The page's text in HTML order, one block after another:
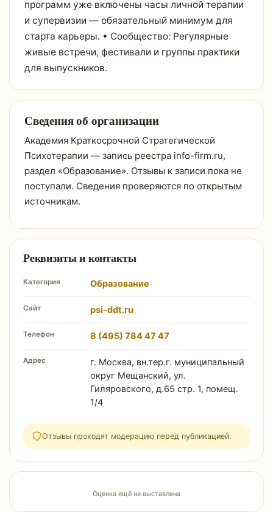
программ уже включены часы личной терапии
и супервизии — обязательный минимум для
старта карьеры. • Сообщество: Регулярные
живые встречи, фестивали и группы практики
для выпускников.
Сведения об организации
Академия Краткосрочной Стратегической
Психотерапии — запись реестра info-firm.ru,
раздел «Образование». Отзывы к записи пока не
поступали. Сведения проверяются по открытым
источникам.
Реквизиты и контакты
Категория Образование
Сайт psi-ddt.ru
Телефон 8 (495) 784 47 47
Адрес
г. Москва, вн.тер.г. муниципальный
округ Мещанский, ул.
Гиляровского, д.65 стр. 1, помещ.
1/4
Отзывы проходят модерацию перед публикацией.
Оценка ещё не выставлена